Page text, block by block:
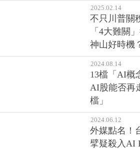
2025.02.14
不只川普關
「4大難關
神山好時機
2024.08.14
13檔「AI概
AI股能否再
檔」
2024.06.12
外媒點名！
擘疑殺入AI